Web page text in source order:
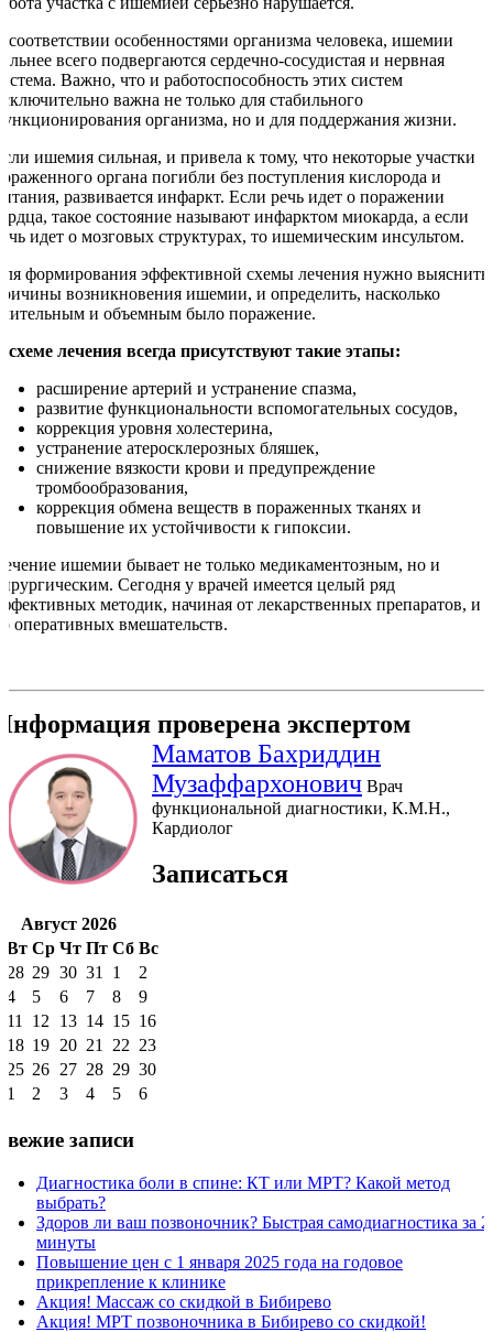
соответствии особенностями организма человека, ишемии
всего подвергаются сердечно-сосудистая и нервная
Важно, что и работоспособность этих систем
важна не только для стабильного
организма, но и для поддержания жизни.
ишемия сильная, и привела к тому, что некоторые участки
органа погибли без поступления кислорода и
развивается инфаркт. Если речь идет о поражении
такое состояние называют инфарктом миокарда, а если
идет о мозговых структурах, то ишемическим инсультом.
формирования эффективной схемы лечения нужно выяснить
возникновения ишемии, и определить, насколько
и объемным было поражение.
схеме лечения всегда присутствуют такие этапы:
расширение артерий и устранение спазма,
развитие функциональности вспомогательных сосудов,
коррекция уровня холестерина,
устранение атеросклерозных бляшек,
снижение вязкости крови и предупреждение
тромбообразования,
коррекция обмена веществ в пораженных тканях и
повышение их устойчивости к гипоксии.
ишемии бывает не только медикаментозным, но и
Сегодня у врачей имеется целый ряд
методик, начиная от лекарственных препаратов, и
оперативных вмешательств.
проверена экспертом
Маматов Бахриддин
Музаффархонович Врач
функциональной диагностики, К.М.Н.,
Кардиолог
Записаться
Август 2026
Вт Ср Чт Пт Сб Вс
28 29 30 31 1
2
4
5 6 7 8
9
11
12 13 14 15 16
18 19 20 21 22 23
25 26 27 28 29 30
1
2 3 4 5 6
записи
Диагностика боли в спине: КТ или МРТ? Какой метод
выбрать?
Здоров ли ваш позвоночник? Быстрая самодиагностика за 2
минуты
Повышение цен с 1 января 2025 года на годовое
прикрепление к клинике
Акция! Массаж со скидкой в Бибирево
Акция! МРТ позвоночника в Бибирево со скидкой!